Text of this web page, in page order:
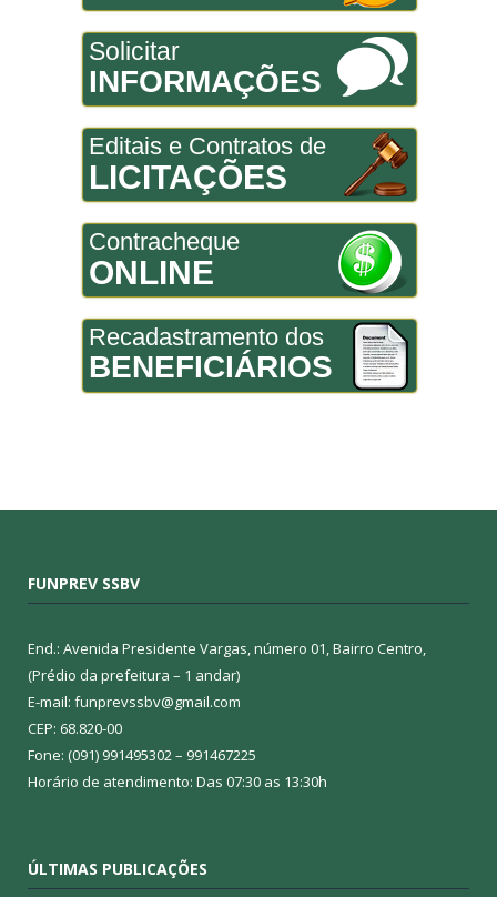
Solicitar
INFORMAÇÕES
Editais e Contratos de
LICITAÇÕES
Contracheque
ONLINE
Recadastramento dos
BENEFICIÁRIOS
FUNPREV SSBV
End.: Avenida Presidente Vargas, número 01, Bairro Centro,
(Prédio da prefeitura – 1 andar)
E-mail: funprevssbv@gmail.com
CEP: 68.820-00
Fone: (091) 991495302 – 991467225
Horário de atendimento: Das 07:30 as 13:30h
ÚLTIMAS PUBLICAÇÕES